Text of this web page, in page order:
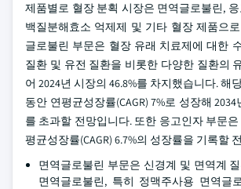
제품별로 혈장 분획 시장은 면역글로불린,
백질분해효소 억제제 및 기타 혈장 제품으
글로불린 부문은 혈장 유래 치료제에 대한
질환 및 유전 질환을 비롯한 다양한 질환의
어 2024년 시장의 46.8%를 차지했습니다. 해
동안 연평균성장률(CAGR) 7%로 성장해
를 초과할 전망입니다. 또한 응고인자 부문
평균성장률(CAGR) 6.7%의 성장률을 기록할
면역글로불린 부문은 신경계 및 면역계
면역글로불린, 특히 정맥주사용 면역글